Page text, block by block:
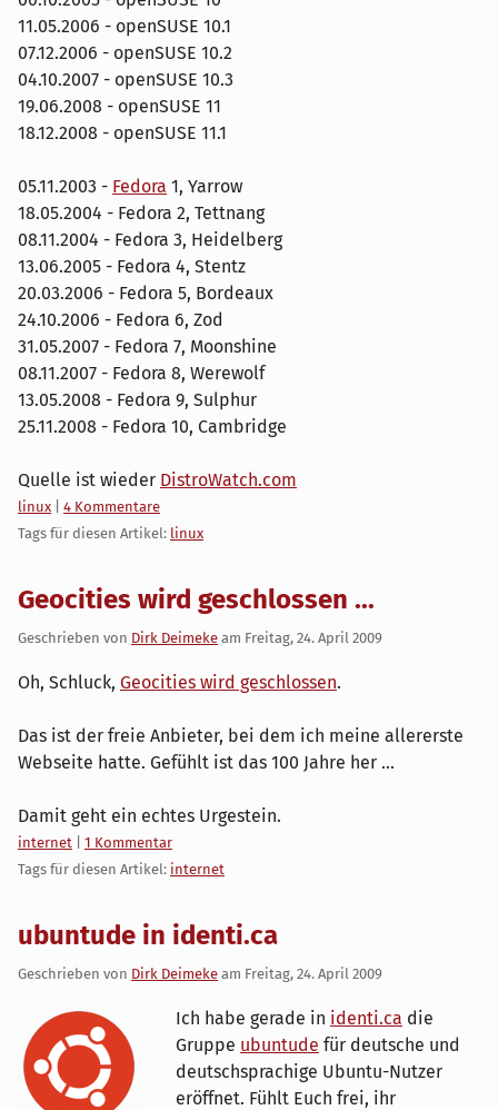
11.05.2006 - openSUSE 10.1
07.12.2006 - openSUSE 10.2
04.10.2007 - openSUSE 10.3
19.06.2008 - openSUSE 11
18.12.2008 - openSUSE 11.1
05.11.2003 - Fedora 1, Yarrow
18.05.2004 - Fedora 2, Tettnang
08.11.2004 - Fedora 3, Heidelberg
13.06.2005 - Fedora 4, Stentz
20.03.2006 - Fedora 5, Bordeaux
24.10.2006 - Fedora 6, Zod
31.05.2007 - Fedora 7, Moonshine
08.11.2007 - Fedora 8, Werewolf
13.05.2008 - Fedora 9, Sulphur
25.11.2008 - Fedora 10, Cambridge
Quelle ist wieder DistroWatch.com
Kategorien:
linux
4 Kommentare
Tags für diesen Artikel: linux
Geocities wird geschlossen ...
Geschrieben von Dirk Deimeke am Freitag, 24. April 2009
Oh, Schluck, Geocities wird geschlossen.
Das ist der freie Anbieter, bei dem ich meine allererste
Webseite hatte. Gefühlt ist das 100 Jahre her ...
Damit geht ein echtes Urgestein.
Kategorien:
internet
1 Kommentar
Tags für diesen Artikel: internet
ubuntude in identi.ca
Geschrieben von Dirk Deimeke am Freitag, 24. April 2009
Ich habe gerade in identi.ca die
Gruppe ubuntude für deutsche und
deutschsprachige Ubuntu-Nutzer
eröffnet. Fühlt Euch frei, ihr